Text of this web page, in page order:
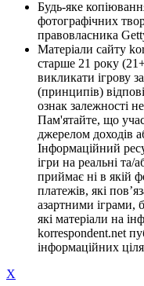
Будь-яке
фотографічних
правовласника
Матеріали сайту
старше 21 року
викликати ігрову
(принципів)
ознак залежності
Пам'ятайте, що
джерелом доходів
Інформаційний
ігри на реальні та/
приймає ні в якій
платежів, які
азартними іграми,
які матеріали на
korrespondent.net
інформаційних
X